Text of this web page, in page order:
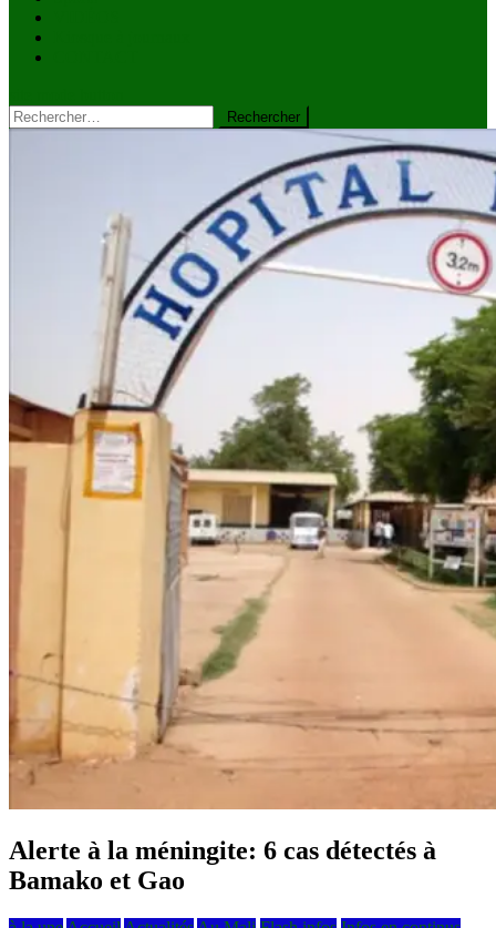
Rechercher :
Alerte à la méningite: 6 cas détectés à
Bamako et Gao